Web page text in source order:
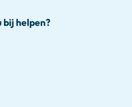
bij helpen?